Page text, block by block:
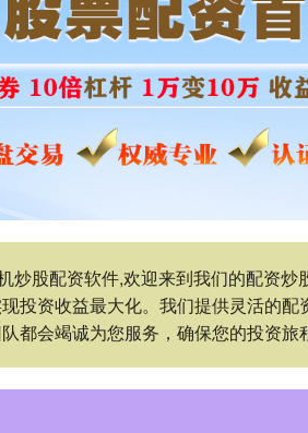
炒股配资软件,欢迎来到我们的配资
投资收益最大化。我们提供灵活的
都会竭诚为您服务，确保您的投资